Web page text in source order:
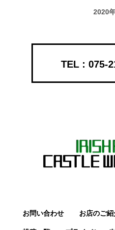
2020
075-
お問い合わせ お店のご紹